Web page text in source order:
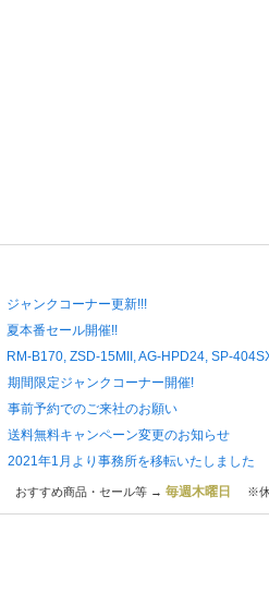
ジャンクコーナー更新!!!
夏本番セール開催!!
RM-B170, ZSD-15MII, AG-HPD24, SP-
期間限定ジャンクコーナー開催!
事前予約でのご来社のお願い
送料無料キャンペーン変更のお知らせ
2021年1月より事務所を移転いたしました
おすすめ商品・セール等 → 毎週木曜日 ※